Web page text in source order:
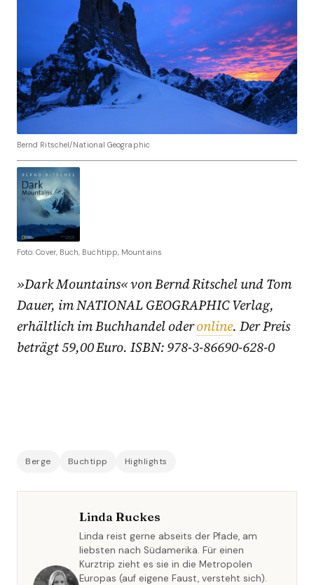
Bernd Ritschel/National Geographic
Foto: Cover, Buch, Buchtipp, Mountains
»Dark Mountains« von Bernd Ritschel und Tom
Dauer, im NATIONAL GEOGRAPHIC Verlag,
erhältlich im Buchhandel oderonline. Der Preis
beträgt 59,00 Euro. ISBN: 978-3-86690-628-0
Berge Buchtipp Highlights
Linda Ruckes
Linda reist gerne abseits der Pfade, am
liebsten nach Südamerika. Für einen
Kurztrip zieht es sie in die Metropolen
Europas (auf eigene Faust, versteht sich).